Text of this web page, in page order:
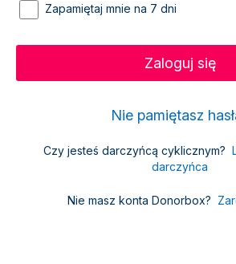
Zapamiętaj mnie na 7 dni
Nie pamiętasz
Czy jesteś darczyńcą cyklicznym?
darczyńca
Nie masz konta Donorbox?